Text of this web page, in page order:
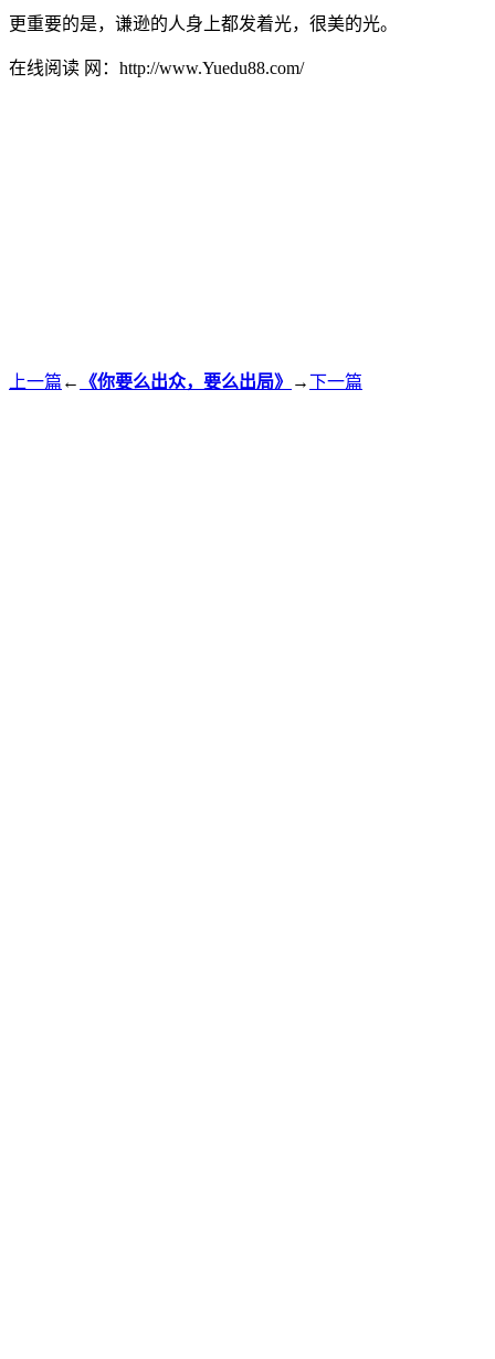
更重要的是，谦逊的人身上都发着光，很美的光。
在线阅读 网：http://www.Yuedu88.com/
上一篇 ← 《你要么出众，要么出局》 →下一篇